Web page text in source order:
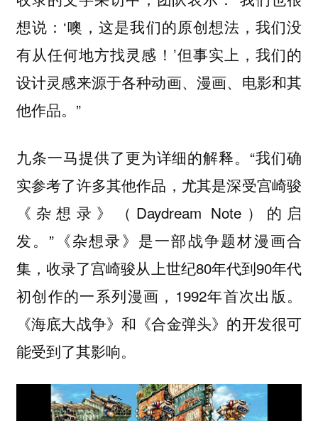
想说：‘噢，这是我们的原创想法，我们没
有从任何地方找灵感！’但事实上，我们的
设计灵感来源于各种动画、漫画、电影和其
他作品。”
九条一马提供了更为详细的解释。“我们确
实参考了许多其他作品，尤其是深受宫崎骏
《杂想录》（Daydream Note）的启
发。”《杂想录》是一部战争题材漫画合
集，收录了宫崎骏从上世纪80年代到90年代
初创作的一系列漫画，1992年首次出版。
《海底大战争》和《合金弹头》的开发很可
能受到了其影响。